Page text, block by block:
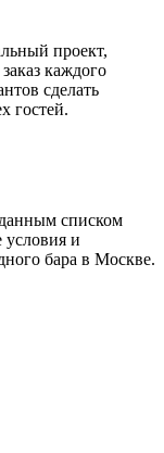
проект,
каждого
сделать
гостей.
списком
и
бара в Москве.